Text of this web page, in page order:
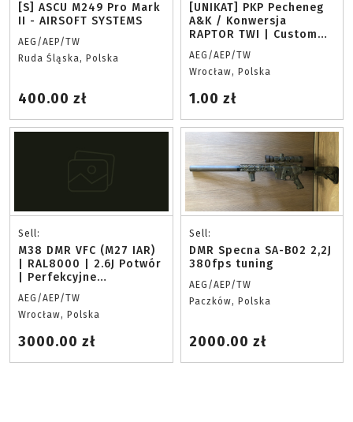
[S] ASCU M249 Pro Mark
II - AIRSOFT SYSTEMS
AEG/AEP/TW
Ruda Śląska, Polska
400.00 zł
[UNIKAT] PKP Pecheneg
A&K / Konwersja
RAPTOR TWI | Custom
Camo | Pancerny LMG |
Unikat na rynku!
AEG/AEP/TW
Wrocław, Polska
1.00 zł
Sell:
M38 DMR VFC (M27 IAR)
| RAL8000 | 2.6J Potwór
| Perfekcyjne
Spasowanie
AEG/AEP/TW
Wrocław, Polska
3000.00 zł
Sell:
DMR Specna SA-B02 2,2J
380fps tuning
AEG/AEP/TW
Paczków, Polska
2000.00 zł